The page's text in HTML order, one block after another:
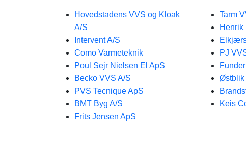
Hovedstadens VVS og Kloak
A/S
Intervent A/S
Como Varmeteknik
Poul Sejr Nielsen El ApS
Becko VVS A/S
PVS Tecnique ApS
BMT Byg A/S
Frits Jensen ApS
Tarm
Henrik
PJ
Østblik
Keis